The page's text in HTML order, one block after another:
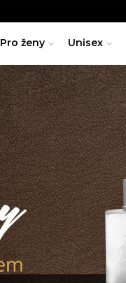
Pro ženy Unisex